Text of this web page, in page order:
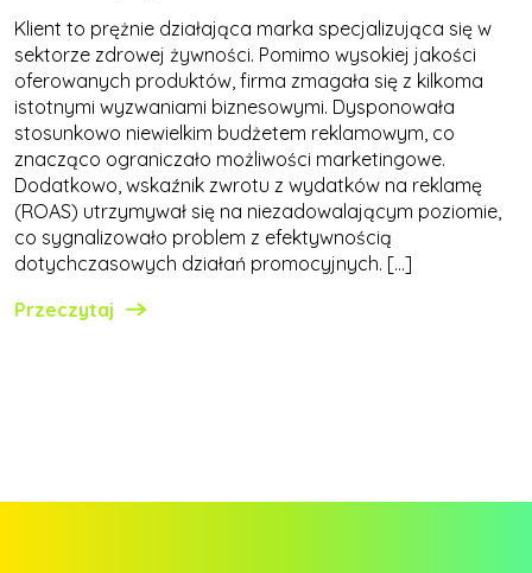
Klient to prężnie działająca marka specjalizująca się w
sektorze zdrowej żywności. Pomimo wysokiej jakości
oferowanych produktów, firma zmagała się z kilkoma
istotnymi wyzwaniami biznesowymi. Dysponowała
stosunkowo niewielkim budżetem reklamowym, co
znacząco ograniczało możliwości marketingowe.
Dodatkowo, wskaźnik zwrotu z wydatków na reklamę
(ROAS) utrzymywał się na niezadowalającym poziomie,
co sygnalizowało problem z efektywnością
dotychczasowych działań promocyjnych. […]
Przeczytaj